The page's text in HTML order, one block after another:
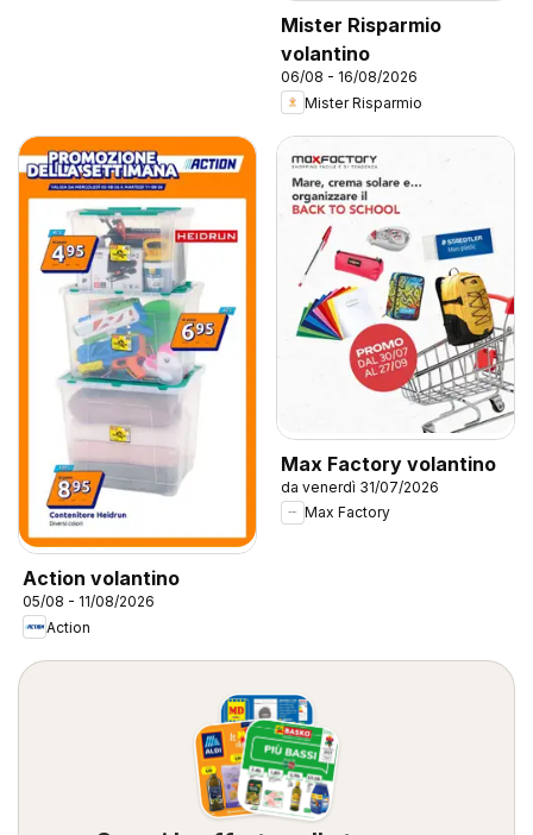
Mister Risparmio
volantino
06/08 - 16/08/2026
Mister Risparmio
Action volantino
05/08 - 11/08/2026
Action
Max Factory volantino
da venerdì 31/07/2026
Max Factory